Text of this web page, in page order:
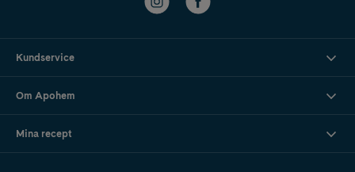
Kundservice
Om Apohem
Mina recept